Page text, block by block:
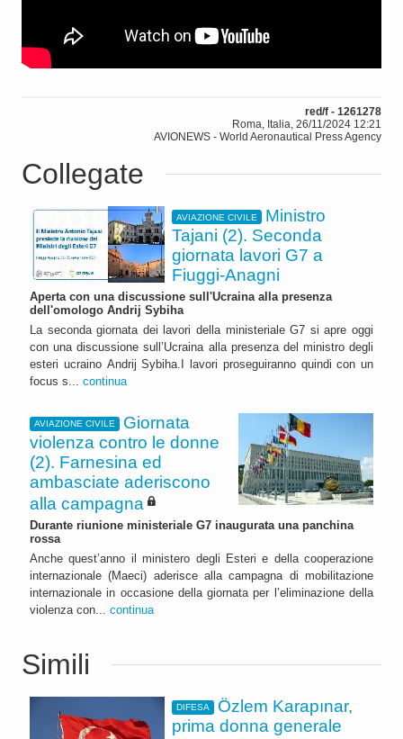
red/f - 1261278
Roma, Italia, 26/11/2024 12:21
AVIONEWS - World Aeronautical Press Agency
Collegate
AVIAZIONE CIVILE
Ministro
Tajani (2). Seconda
giornata lavori G7 a
Fiuggi-Anagni
Aperta con una discussione sull'Ucraina alla presenza
dell'omologo Andrij Sybiha
La seconda giornata dei lavori della ministeriale G7 si apre oggi
con una discussione sull’Ucraina alla presenza del ministro degli
esteri ucraino Andrij Sybiha.I lavori proseguiranno quindi con un
focus s... continua
AVIAZIONE CIVILE
Giornata
violenza contro le donne
(2). Farnesina ed
ambasciate aderiscono
alla campagna
Durante riunione ministeriale G7 inaugurata una panchina
rossa
Anche quest’anno il ministero degli Esteri e della cooperazione
internazionale (Maeci) aderisce alla campagna di mobilitazione
internazionale in occasione della giornata per l’eliminazione della
violenza con... continua
Simili
DIFESA
Özlem Karapınar,
prima donna generale